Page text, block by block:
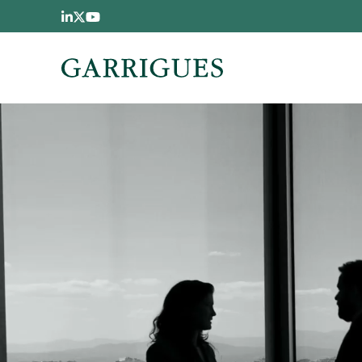
Pasar al contenido principal